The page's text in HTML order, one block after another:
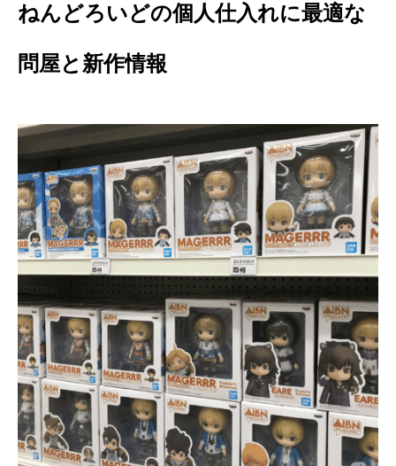
ねんどろいどの個人仕入れに最適な
問屋と新作情報